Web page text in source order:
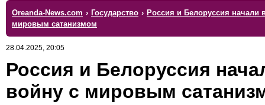
Oreanda-News.com › Государство › Россия и Белоруссия начали
мировым сатанизмом
28.04.2025, 20:05
Россия и Белоруссия
войну с мировым